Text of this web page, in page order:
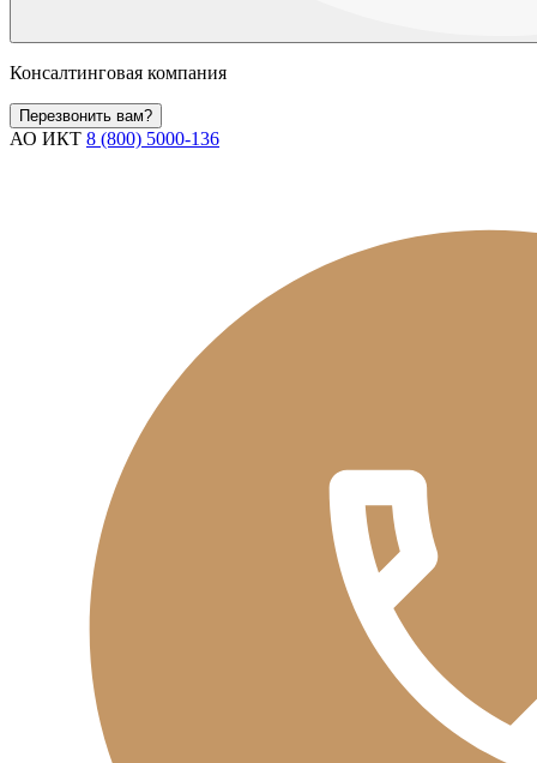
Консалтинговая компания
Перезвонить вам?
АО ИКТ 8 (800) 5000-136